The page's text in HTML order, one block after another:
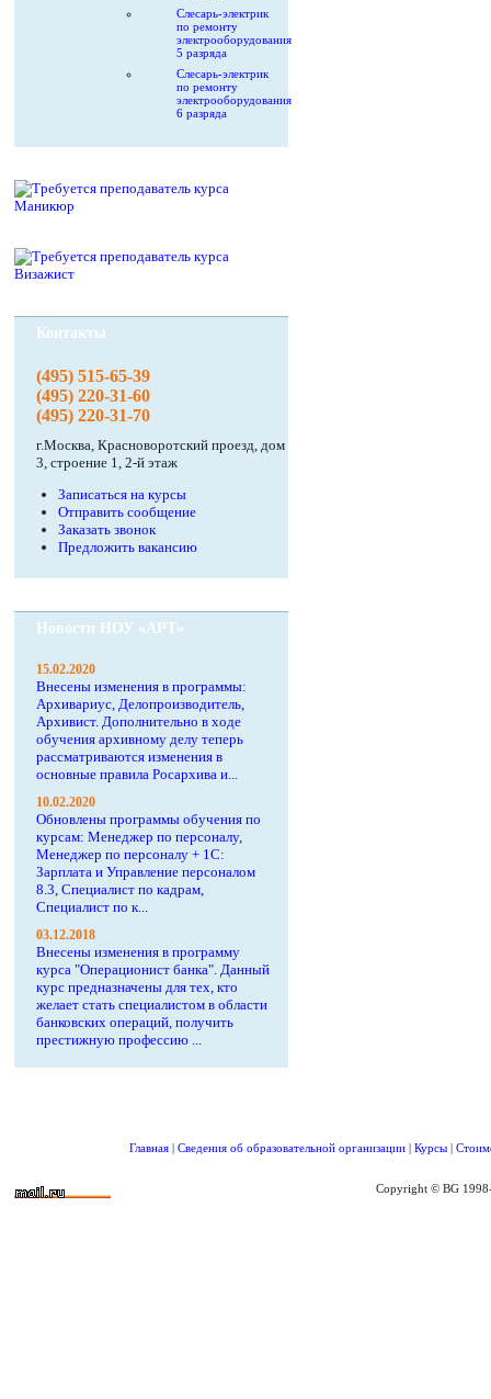
Слесарь-электрик
по ремонту
электрооборудования
5 разряда
Слесарь-электрик
по ремонту
электрооборудования
6 разряда
Контакты
(495) 515-65-39
(495) 220-31-60
(495) 220-31-70
г.Москва, Красноворотский проезд, дом
3, строение 1, 2-й этаж
Записаться на курсы
Отправить сообщение
Заказать звонок
Предложить вакансию
Новости НОУ «АРТ»
15.02.2020
Внесены изменения в программы:
Архивариус, Делопроизводитель,
Архивист. Дополнительно в ходе
обучения архивному делу теперь
рассматриваются изменения в
основные правила Росархива и...
10.02.2020
Обновлены программы обучения по
курсам: Менеджер по персоналу,
Менеджер по персоналу + 1С:
Зарплата и Управление персоналом
8.3, Специалист по кадрам,
Специалист по к...
03.12.2018
Внесены изменения в программу
курса "Операционист банка". Данный
курс предназначены для тех, кто
желает стать специалистом в области
банковских операций, получить
престижную профессию ...
Главная | Сведения об образовательной организации | Курсы |
Copyright © BG